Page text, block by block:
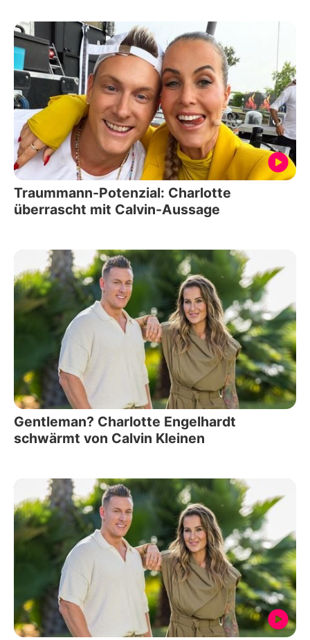
Traummann-Potenzial: Charlotte
überrascht mit Calvin-Aussage
Gentleman? Charlotte Engelhardt
schwärmt von Calvin Kleinen